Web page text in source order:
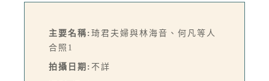
主要名稱: 琦君夫婦與林海音、何凡等人
合照1
拍攝日期: 不詳